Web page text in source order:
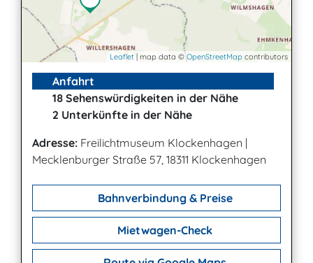
Leaflet | map data © OpenStreetMap contributors
Anfahrt
18 Sehenswürdigkeiten in der Nähe
2 Unterkünfte in der Nähe
Adresse: Freilichtmuseum Klockenhagen |
Mecklenburger Straße 57, 18311 Klockenhagen
Bahnverbindung & Preise
Mietwagen-Check